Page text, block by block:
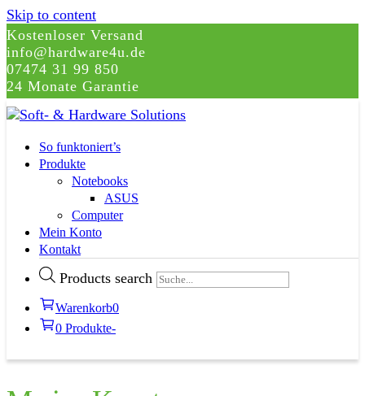
Skip to content
Kostenloser Versand
info@hardware4u.de
07474 31 99 850
24 Monate Garantie
So funktoniert’s
Produkte
Notebooks
ASUS
Computer
Mein Konto
Kontakt
Products search
Warenkorb0
0 Produkte-